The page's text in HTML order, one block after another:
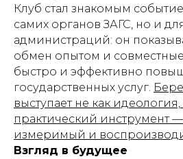
Клуб стал знакомым
самих органов ЗАГС, но и
администраций: он
обмен опытом и
быстро и эффективно
государственных услуг.
выступает не как идеология,
практический инструмент
измеримый и
Взгляд в будущее